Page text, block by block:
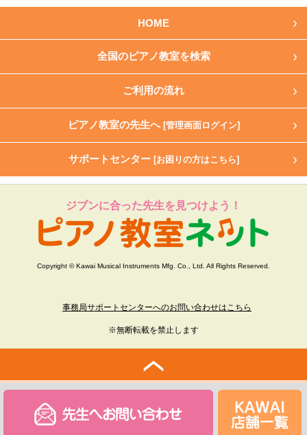
HOME
全国のピアノ教室を検索
ご利用の流れ
ピアノ教室の先生へ [管理画面ログイン]
サポートセンター [お困りの方はこちら]
ジブンに合った先生を見つけよう！
Copyright © Kawai Musical Instruments Mfg. Co., Ltd. All Rights Reserved.
事務局サポートセンターへのお問い合わせはこちら
※無断転載を禁止します